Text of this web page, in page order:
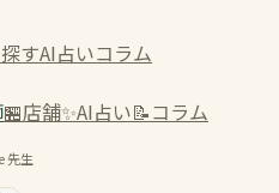
すAI占いコラム
🏪店舗✨AI占い📝コラム
先生